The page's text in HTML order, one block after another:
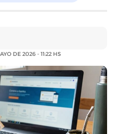
DE 2026 - 11:22 HS